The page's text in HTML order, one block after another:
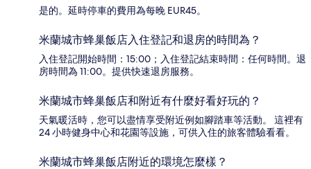
是的。延時停車的費用為每晚 EUR45。
米蘭城市蜂巢飯店入住登記和退房的時間為？
入住登記開始時間：15:00；入住登記結束時間：任何時間。退
房時間為 11:00。提供快速退房服務。
米蘭城市蜂巢飯店和附近有什麼好看好玩的？
天氣暖活時，您可以盡情享受附近例如腳踏車等活動。 這裡有
24 小時健身中心和花園等設施，可供入住的旅客體驗看看。
米蘭城市蜂巢飯店附近的環境怎麼樣？